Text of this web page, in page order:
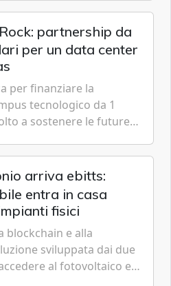
partnership da
per un data center
per finanziare la
tecnologico da 1
a sostenere le future
di Mark Zuckerberg.
arriva ebitts:
entra in casa
fisici
blockchain e alla
sviluppata dai due
al fotovoltaico e